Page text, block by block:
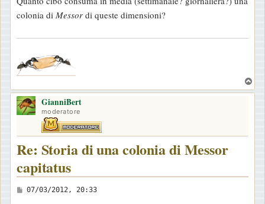
colonia di Messor di queste dimensioni?
o
GianniBert
moderatore
Re: Storia di una colonia di Messor
capitatus
M
07/03/2012, 20:33